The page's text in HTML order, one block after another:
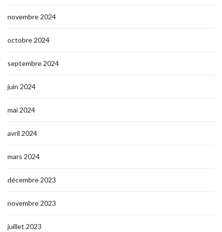
novembre 2024
octobre 2024
septembre 2024
juin 2024
mai 2024
avril 2024
mars 2024
décembre 2023
novembre 2023
juillet 2023